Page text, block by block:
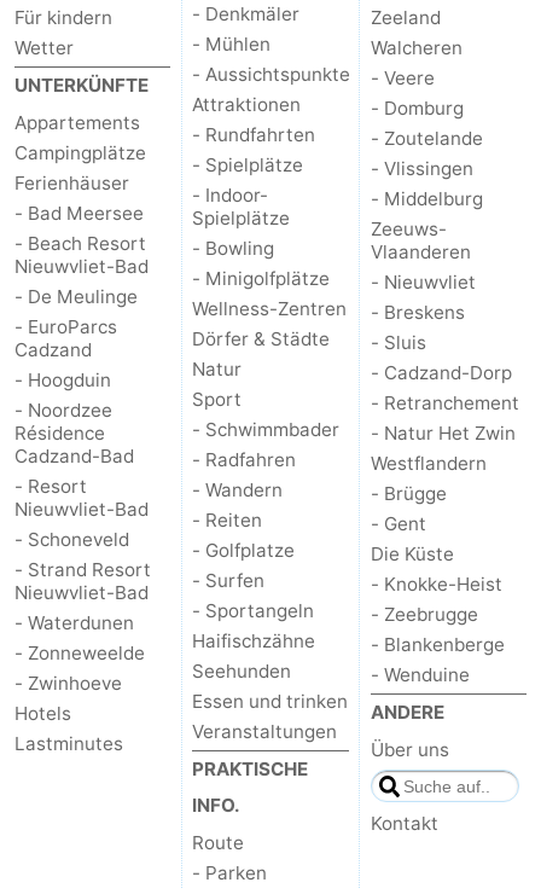
Für kindern
Wetter
UNTERKÜNFTE
Appartements
Campingplätze
Ferienhäuser
- Bad Meersee
- Beach Resort
Nieuwvliet-Bad
- De Meulinge
- EuroParcs
Cadzand
- Hoogduin
- Noordzee
Résidence
Cadzand-Bad
- Resort
Nieuwvliet-Bad
- Schoneveld
- Strand Resort
Nieuwvliet-Bad
- Waterdunen
- Zonneweelde
- Zwinhoeve
Hotels
Lastminutes
- Denkmäler
- Mühlen
- Aussichtspunkte
Attraktionen
- Rundfahrten
- Spielplätze
- Indoor-
Spielplätze
- Bowling
- Minigolfplätze
Wellness-Zentren
Dörfer & Städte
Natur
Sport
- Schwimmbader
- Radfahren
- Wandern
- Reiten
- Golfplatze
- Surfen
- Sportangeln
Haifischzähne
Seehunden
Essen und trinken
Veranstaltungen
PRAKTISCHE
INFO.
Route
- Parken
Zeeland
Walcheren
- Veere
- Domburg
- Zoutelande
- Vlissingen
- Middelburg
Zeeuws-
Vlaanderen
- Nieuwvliet
- Breskens
- Sluis
- Cadzand-Dorp
- Retranchement
- Natur Het Zwin
Westflandern
- Brügge
- Gent
Die Küste
- Knokke-Heist
- Zeebrugge
- Blankenberge
- Wenduine
ANDERE
Über uns
Kontakt